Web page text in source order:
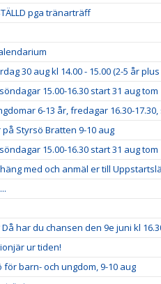
pga tränarträff
30 aug kl 14.00 - 15.00 (2-5 år
15.00-16.30 start 31 aug tom
6-13 år, fredagar 16.30-17.30,
Styrsö Bratten 9-10 aug
15.00-16.30 start 31 aug tom
med och anmäl er till
har du chansen den 9e juni kl
ur tiden!
barn- och ungdom, 9-10 aug